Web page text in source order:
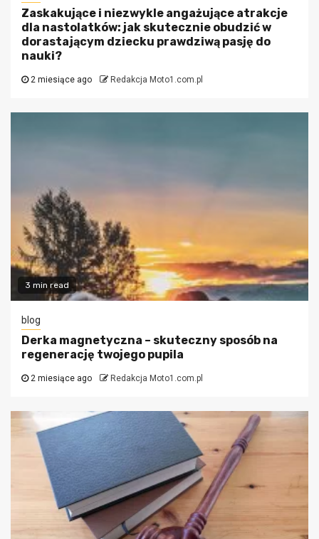
Zaskakujące i niezwykle angażujące atrakcje
dla nastolatków: jak skutecznie obudzić w
dorastającym dziecku prawdziwą pasję do
nauki?
2 miesiące ago Redakcja Moto1.com.pl
3 min read
blog
Derka magnetyczna – skuteczny sposób na
regenerację twojego pupila
2 miesiące ago Redakcja Moto1.com.pl